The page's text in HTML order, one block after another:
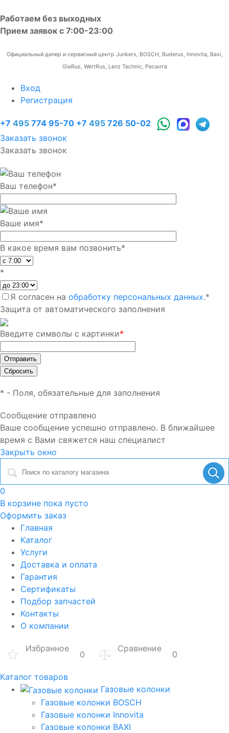
Работаем без выходных
Прием заявок с 7:00-23:00
Официальный дилер и сервисный центр Junkers, BOSCH, Buderus, Innovita, Baxi,
GieRus, WertRus, Lenz Technic, Ресанта
Вход
Регистрация
+7 495 774 95-70 +7 495 726 50-02
Заказать звонок
Заказать звонок
Ваш телефон*
Ваше имя*
В какое время вам позвонить*
*
Я согласен на обработку персональных данных.*
Защита от автоматического заполнения
Введите символы с картинки*
* - Поля, обязательные для заполнения
Сообщение отправлено
Ваше сообщение успешно отправлено. В ближайшее
время с Вами свяжется наш специалист
Закрыть окно
0
В корзине пока пусто
Оформить заказ
Главная
Каталог
Услуги
Доставка и оплата
Гарантия
Сертификаты
Подбор запчастей
Контакты
О компании
Избранное
0
Сравнение
0
Каталог товаров
Газовые колонки
Газовые колонки BOSCH
Газовые колонки Innovita
Газовые колонки BAXI